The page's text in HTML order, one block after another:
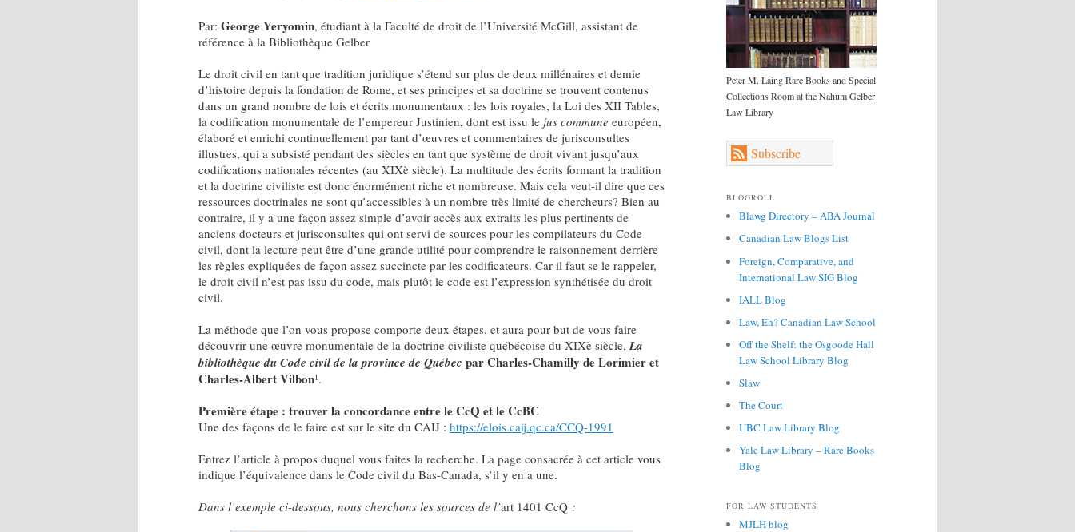
Par: George Yeryomin, étudiant à la Faculté de droit de l’Université McGill, assistant de
référence à la Bibliothèque Gelber
Le droit civil en tant que tradition juridique s’étend sur plus de deux millénaires et demie
d’histoire depuis la fondation de Rome, et ses principes et sa doctrine se trouvent contenus
dans un grand nombre de lois et écrits monumentaux : les lois royales, la Loi des XII Tables,
la codification monumentale de l’empereur Justinien, dont est issu le jus commune européen,
élaboré et enrichi continuellement par tant d’œuvres et commentaires de jurisconsultes
illustres, qui a subsisté pendant des siècles en tant que système de droit vivant jusqu’aux
codifications nationales récentes (au XIXè siècle). La multitude des écrits formant la tradition
et la doctrine civiliste est donc énormément riche et nombreuse. Mais cela veut-il dire que ces
ressources doctrinales ne sont qu’accessibles à un nombre très limité de chercheurs? Bien au
contraire, il y a une façon assez simple d’avoir accès aux extraits les plus pertinents de
anciens docteurs et jurisconsultes qui ont servi de sources pour les compilateurs du Code
civil, dont la lecture peut être d’une grande utilité pour comprendre le raisonnement derrière
les règles expliquées de façon assez succincte par les codificateurs. Car il faut se le rappeler,
le droit civil n’est pas issu du code, mais plutôt le code est l’expression synthétisée du droit
civil.
La méthode que l’on vous propose comporte deux étapes, et aura pour but de vous faire
découvrir une œuvre monumentale de la doctrine civiliste québécoise du XIXè siècle,La
bibliothèque du Code civil de la province de Québec par Charles-Chamilly de Lorimier et
Charles-Albert Vilbon1 .
Première étape : trouver la concordance entre le CcQ et le CcBC
Une des façons de le faire est sur le site du CAIJ : https://elois.caij.qc.ca/CCQ-1991
Entrez l’article à propos duquel vous faites la recherche. La page consacrée à cet article vous
indique l’équivalence dans le Code civil du Bas-Canada, s’il y en a une.
Dans l’exemple ci-dessous, nous cherchons les sources de l’art 1401 CcQ :
Peter M. Laing Rare Books and Special
Collections Room at the Nahum Gelber
Law Library
Subscribe
BLOGROLL
Blawg Directory – ABA Journal
Canadian Law Blogs List
Foreign, Comparative, and
International Law SIG Blog
IALL Blog
Law, Eh? Canadian Law School
Off the Shelf: the Osgoode Hall
Law School Library Blog
Slaw
The Court
UBC Law Library Blog
Yale Law Library – Rare Books
Blog
FOR LAW STUDENTS
MJLH blog